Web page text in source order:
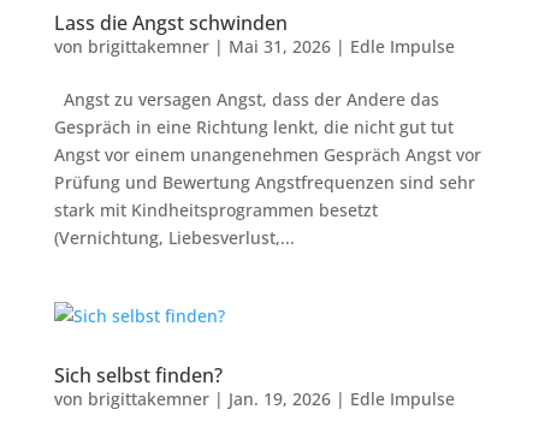
Lass die Angst schwinden
von brigittakemner| Mai 31, 2026| Edle Impulse
Angst zu versagen Angst, dass der Andere das
Gespräch in eine Richtung lenkt, die nicht gut tut
Angst vor einem unangenehmen Gespräch Angst vor
Prüfung und Bewertung Angstfrequenzen sind sehr
stark mit Kindheitsprogrammen besetzt
(Vernichtung, Liebesverlust,...
Sich selbst finden?
von brigittakemner| Jan. 19, 2026| Edle Impulse